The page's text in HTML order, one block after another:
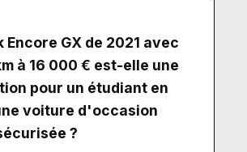
Encore GX de 2021 avec
à 16 000 € est-elle une
pour un étudiant en
voiture d'occasion
?